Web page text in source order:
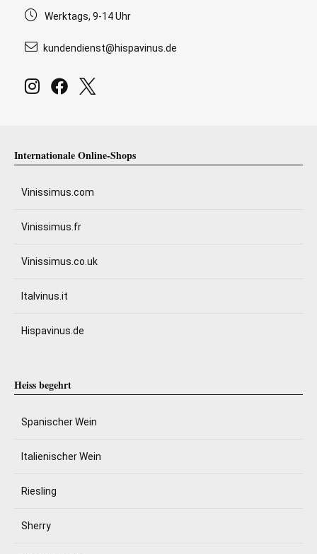
Werktags, 9-14 Uhr
kundendienst@hispavinus.de
Internationale Online-Shops
Vinissimus.com
Vinissimus.fr
Vinissimus.co.uk
Italvinus.it
Hispavinus.de
Heiss begehrt
Spanischer Wein
Italienischer Wein
Riesling
Sherry